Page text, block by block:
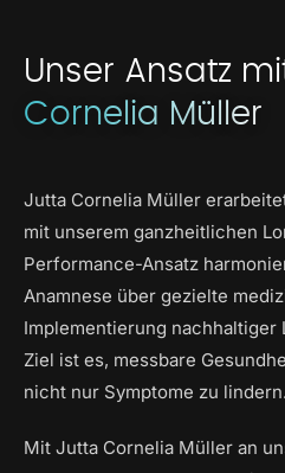
Unser Ansatz
Cornelia Müller
Jutta Cornelia Müller
mit unserem ganzheitlichen
Performance-Ansatz
Anamnese über gezielte
Implementierung
Ziel ist es, messbare
nicht nur Symptome zu lindern.
Mit Jutta Cornelia Müller an